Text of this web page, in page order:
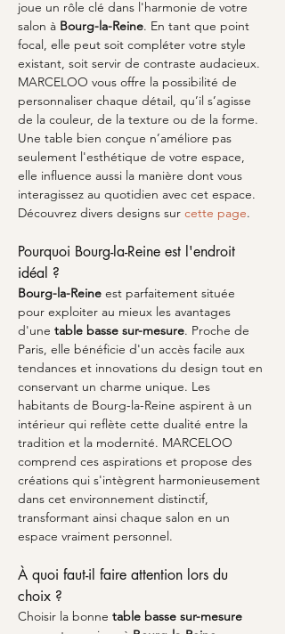
joue un rôle clé dans l'harmonie de votre
salon à Bourg-la-Reine. En tant que point
focal, elle peut soit compléter votre style
existant, soit servir de contraste audacieux.
MARCELOO vous offre la possibilité de
personnaliser chaque détail, qu’il s’agisse
de la couleur, de la texture ou de la forme.
Une table bien conçue n’améliore pas
seulement l'esthétique de votre espace,
elle influence aussi la manière dont vous
interagissez au quotidien avec cet espace.
Découvrez divers designs sur cette page.
Pourquoi Bourg-la-Reine est l'endroit
idéal ?
Bourg-la-Reine est parfaitement située
pour exploiter au mieux les avantages
d'une table basse sur-mesure. Proche de
Paris, elle bénéficie d'un accès facile aux
tendances et innovations du design tout en
conservant un charme unique. Les
habitants de Bourg-la-Reine aspirent à un
intérieur qui reflète cette dualité entre la
tradition et la modernité. MARCELOO
comprend ces aspirations et propose des
créations qui s'intègrent harmonieusement
dans cet environnement distinctif,
transformant ainsi chaque salon en un
espace vraiment personnel.
À quoi faut-il faire attention lors du
choix ?
Choisir la bonne table basse sur-mesure